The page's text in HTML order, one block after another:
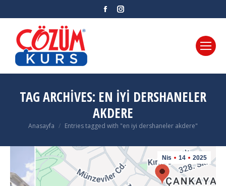
Facebook
TAG ARCHIVES: EN IYI DERSHANELER
AKDERE
You are here:
Anasayfa Entries tagged with "en iyi dershaneler akdere"
Nis 14 2025